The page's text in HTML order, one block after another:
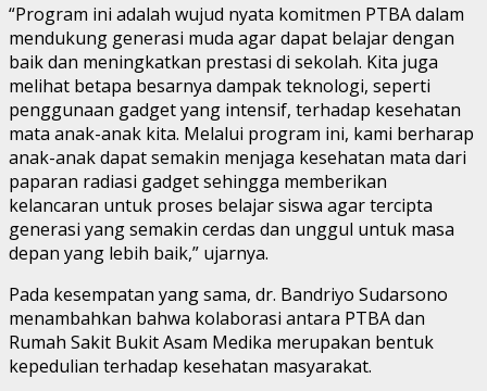
“Program ini adalah wujud nyata komitmen PTBA dalam
mendukung generasi muda agar dapat belajar dengan
baik dan meningkatkan prestasi di sekolah. Kita juga
melihat betapa besarnya dampak teknologi, seperti
penggunaan gadget yang intensif, terhadap kesehatan
mata anak-anak kita. Melalui program ini, kami berharap
anak-anak dapat semakin menjaga kesehatan mata dari
paparan radiasi gadget sehingga memberikan
kelancaran untuk proses belajar siswa agar tercipta
generasi yang semakin cerdas dan unggul untuk masa
depan yang lebih baik,” ujarnya.
Pada kesempatan yang sama, dr. Bandriyo Sudarsono
menambahkan bahwa kolaborasi antara PTBA dan
Rumah Sakit Bukit Asam Medika merupakan bentuk
kepedulian terhadap kesehatan masyarakat.